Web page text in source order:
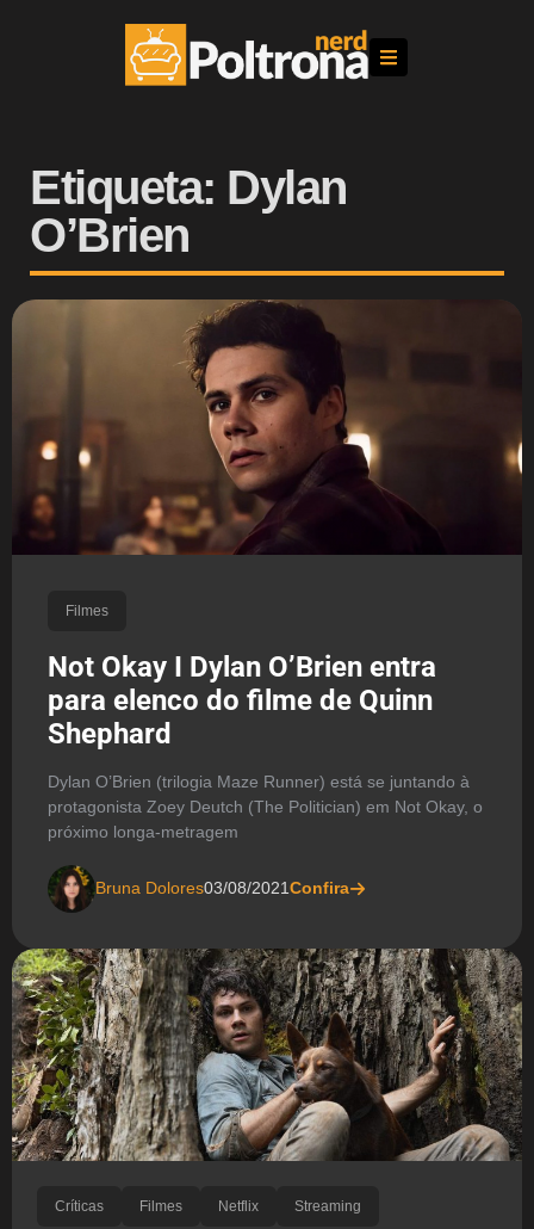
Etiqueta: Dylan
O’Brien
Filmes
Not Okay I Dylan O’Brien entra
para elenco do filme de Quinn
Shephard
Dylan O’Brien (trilogia Maze Runner) está se juntando à
protagonista Zoey Deutch (The Politician) em Not Okay, o
próximo longa-metragem
Bruna Dolores03/08/2021Confira
Críticas Filmes Netflix Streaming